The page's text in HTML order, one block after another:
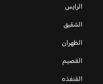
الرايس
الشقيق
الظهران
القصيم
القنفذه